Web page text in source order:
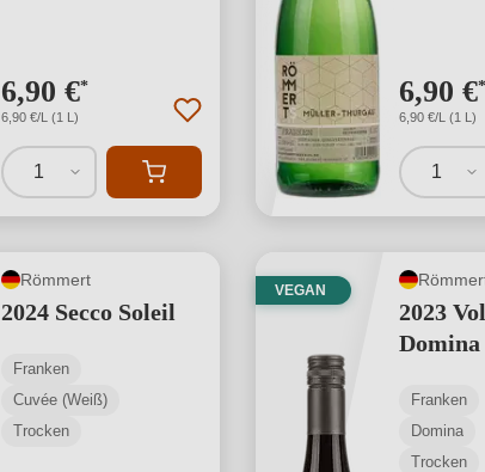
6,90 €*
6,90 €/L (1 L)
1
6,90 €*
6,90 €/L (1 L)
1
Römmert
2024 Secco Soleil
Franken
Cuvée (Weiß)
Trocken
VEGAN
2023
Franken
Domina
Trocken